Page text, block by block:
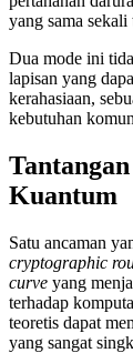
yang sama
Dua mode ini
lapisan yang
kerahasiaan,
kebutuhan
Kuantum
Satu ancaman
cryptographic
curve yang
terhadap
teoretis dapat
yang sangat